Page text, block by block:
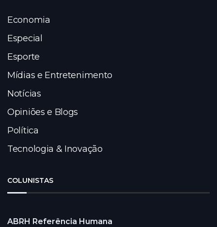
Economia
Especial
Esporte
Mídias e Entretenimento
Notícias
Opiniões e Blogs
Política
Tecnologia & Inovação
COLUNISTAS
ABRH Referência Humana